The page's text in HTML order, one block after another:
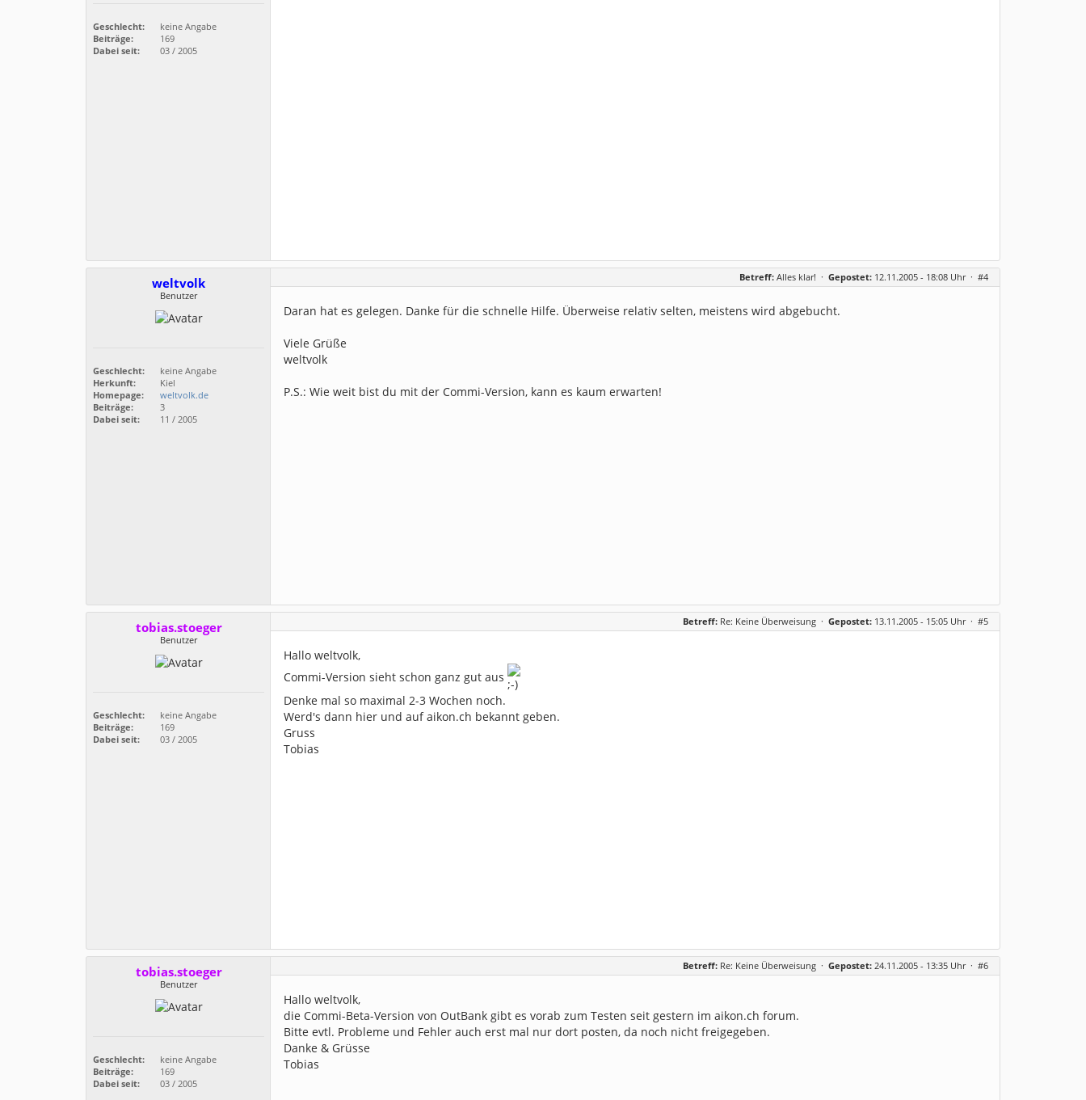
Geschlecht:
keine Angabe
Beiträge:
169
Dabei seit:
03 / 2005
weltvolk
Benutzer
Geschlecht:
keine Angabe
Herkunft:
Kiel
Homepage:
weltvolk.de
Beiträge:
3
Dabei seit:
11 / 2005
Betreff: Alles klar! · Gepostet: 12.11.2005 - 18:08 Uhr · #4
Daran hat es gelegen. Danke für die schnelle Hilfe. Überweise relativ selten, meistens wird abgebucht.
Viele Grüße
weltvolk
P.S.: Wie weit bist du mit der Commi-Version, kann es kaum erwarten!
tobias.stoeger
Benutzer
Geschlecht:
keine Angabe
Beiträge:
169
Dabei seit:
03 / 2005
Betreff: Re: Keine Überweisung · Gepostet: 13.11.2005 - 15:05 Uhr · #5
Hallo weltvolk,
Commi-Version sieht schon ganz gut aus
Denke mal so maximal 2-3 Wochen noch.
Werd's dann hier und auf aikon.ch bekannt geben.
Gruss
Tobias
tobias.stoeger
Benutzer
Geschlecht:
keine Angabe
Beiträge:
169
Dabei seit:
03 / 2005
Betreff: Re: Keine Überweisung · Gepostet: 24.11.2005 - 13:35 Uhr · #6
Hallo weltvolk,
die Commi-Beta-Version von OutBank gibt es vorab zum Testen seit gestern im aikon.ch forum.
Bitte evtl. Probleme und Fehler auch erst mal nur dort posten, da noch nicht freigegeben.
Danke & Grüsse
Tobias